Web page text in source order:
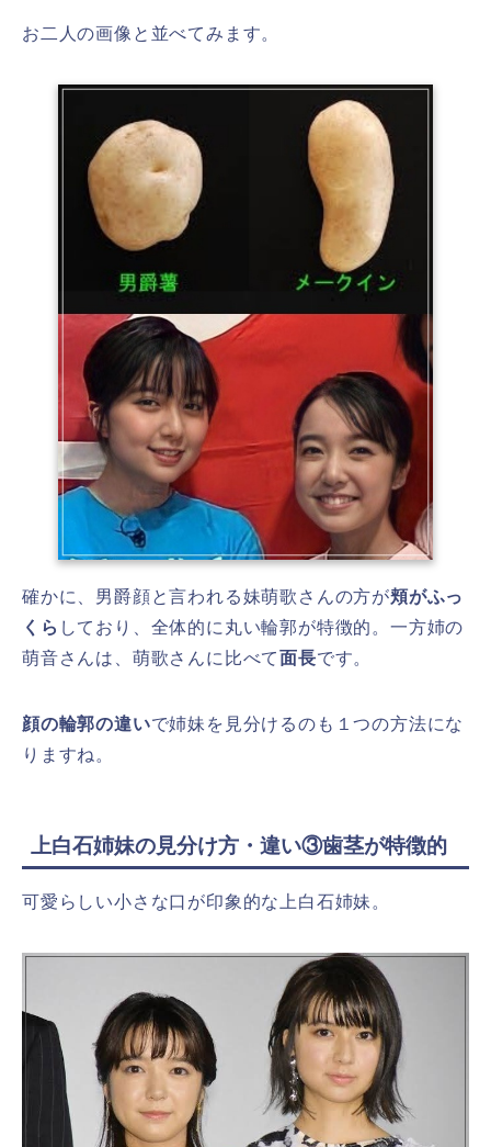
お二人の画像と並べてみます。
確かに、男爵顔と言われる妹萌歌さんの方が頬がふっ
くら しており、全体的に丸い輪郭が特徴的。一方姉の
萌音さんは、萌歌さんに比べて面長です。
顔の輪郭の違いで姉妹を見分けるのも１つの方法にな
りますね。
上白石姉妹の見分け方・違い③歯茎が特徴的
可愛らしい小さな口が印象的な上白石姉妹。